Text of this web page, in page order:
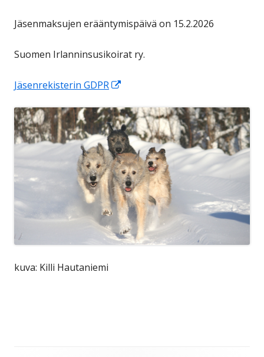
Jäsenmaksujen erääntymispäivä on 15.2.2026
Suomen Irlanninsusikoirat ry.
Jäsenrekisterin GDPR
ikkunaan
kuva: Killi Hautaniemi